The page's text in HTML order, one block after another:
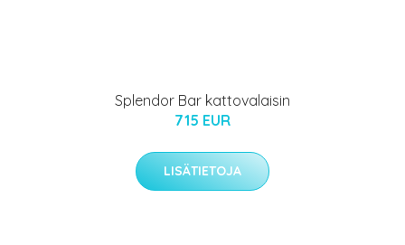
Splendor Bar kattovalaisin
715 EUR
LISÄTIETOJA